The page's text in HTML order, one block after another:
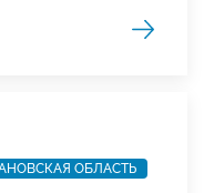
ОБЛАСТЬ